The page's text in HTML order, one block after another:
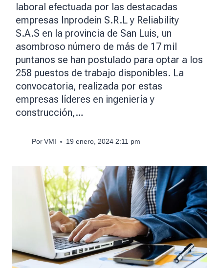
laboral efectuada por las destacadas
empresas Inprodein S.R.L y Reliability
S.A.S en la provincia de San Luis, un
asombroso número de más de 17 mil
puntanos se han postulado para optar a los
258 puestos de trabajo disponibles. La
convocatoria, realizada por estas
empresas líderes en ingeniería y
construcción,…
Por VMI 19 enero, 2024 2:11 pm